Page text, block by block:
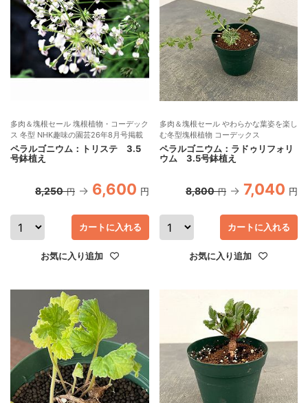
多肉＆塊根セール 塊根植物・コーデック
ス 冬型 NHK趣味の園芸26年8月号掲載
ペラルゴニウム：トリステ 3.5
号鉢植え
8,250 円 6,600 円
カートに入れる
お気に入り追加
多肉＆塊根セール やわらかな葉姿を楽し
む冬型塊根植物 コーデックス
ペラルゴニウム：ラドゥリフォリ
ウム 3.5号鉢植え
8,800 円 7,040 円
カートに入れる
お気に入り追加